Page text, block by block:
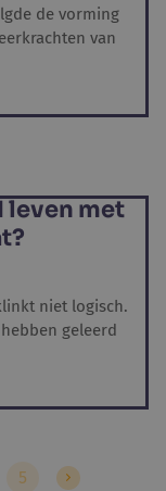
de vorming
van
leven met
niet logisch.
geleerd
5